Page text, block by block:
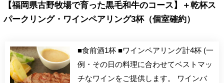
【福岡県古野牧場で育った黒毛和牛のコース】＋乾杯ス
パークリング・ワインペアリング3杯（個室確約）
■食前酒1杯 ■ワインペアリング計4杯 (一
例・その日の料理に合わせてベストマッ
チなワインをご提供します。 ワインバ